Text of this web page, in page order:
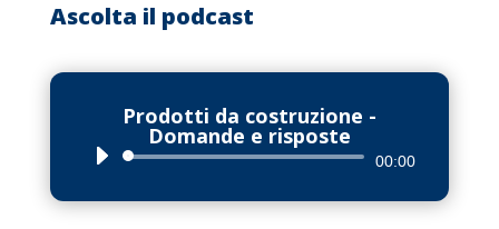
Ascolta il podcast
Prodotti da costruzione -
Domande e risposte
Audio
00:00